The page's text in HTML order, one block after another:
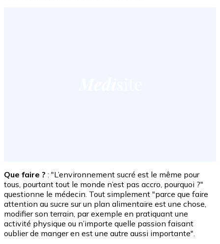
Que faire ? : "L’environnement sucré est le même pour
tous, pourtant tout le monde n’est pas accro, pourquoi ?"
questionne le médecin. Tout simplement "parce que faire
attention au sucre sur un plan alimentaire est une chose,
modifier son terrain, par exemple en pratiquant une
activité physique ou n’importe quelle passion faisant
oublier de manger en est une autre aussi importante".